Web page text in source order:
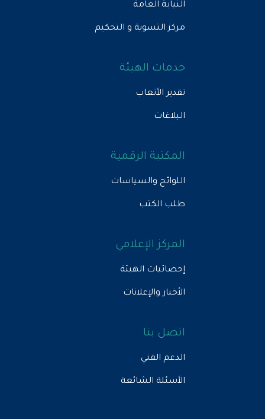
النيابة العامة
مركز التسوية و التحكيم
خدمات الهيئة
تقدير الأتعاب
البلاغات
المكتبة الرقمية
اللوائح والسياسات
طلب الكتب
المركز الإعلامي
إحصائيات الهيئة
الأخبار والإعلانات
اتصل بنا
الدعم الفني
الأسئلة الشائعة